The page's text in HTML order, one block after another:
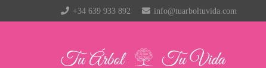
+34 639 933 892 info@tuarboltuvida.com